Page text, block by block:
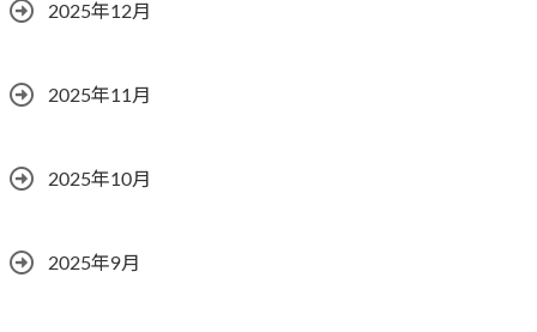
2025年12月
2025年11月
2025年10月
2025年9月